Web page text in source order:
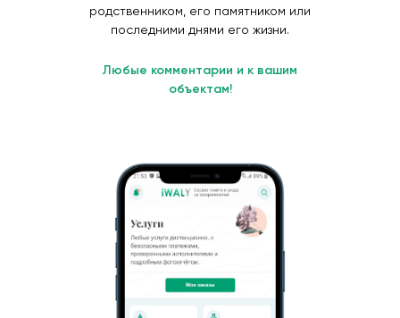
родственником, его памятником или
последними днями его жизни.
Любые комментарии и к вашим
объектам!